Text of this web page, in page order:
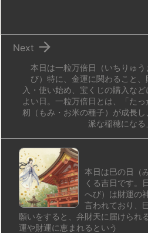
本日は一粒万倍日（いちりゅう
び）特に、金運に関わること、
入・使い始め、宝くじの購入な
よい日。一粒万倍日とは、「た
籾（もみ・お米の種子）が成長
派な稲穂になる

Next
本日は巳の日（
くる吉日です。
へび）は財運の
言われており、
願いをすると、弁財天に届けられ
運や財運に恵まれるという